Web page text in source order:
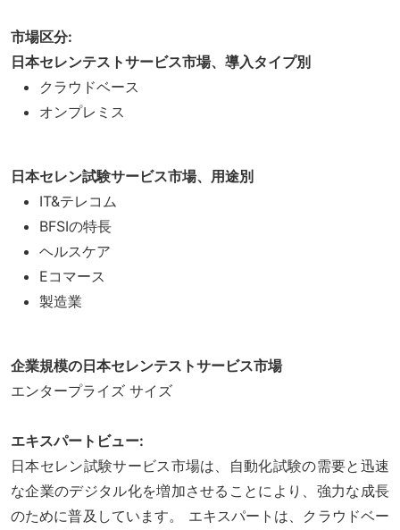
市場区分:
日本セレンテストサービス市場、導入タイプ別
クラウドベース
オンプレミス
日本セレン試験サービス市場、用途別
IT&テレコム
BFSIの特長
ヘルスケア
Eコマース
製造業
企業規模の日本セレンテストサービス市場
エンタープライズ サイズ
エキスパートビュー:
日本セレン試験サービス市場は、自動化試験の需要と迅速
な企業のデジタル化を増加させることにより、強力な成長
のために普及しています。 エキスパートは、クラウドベー